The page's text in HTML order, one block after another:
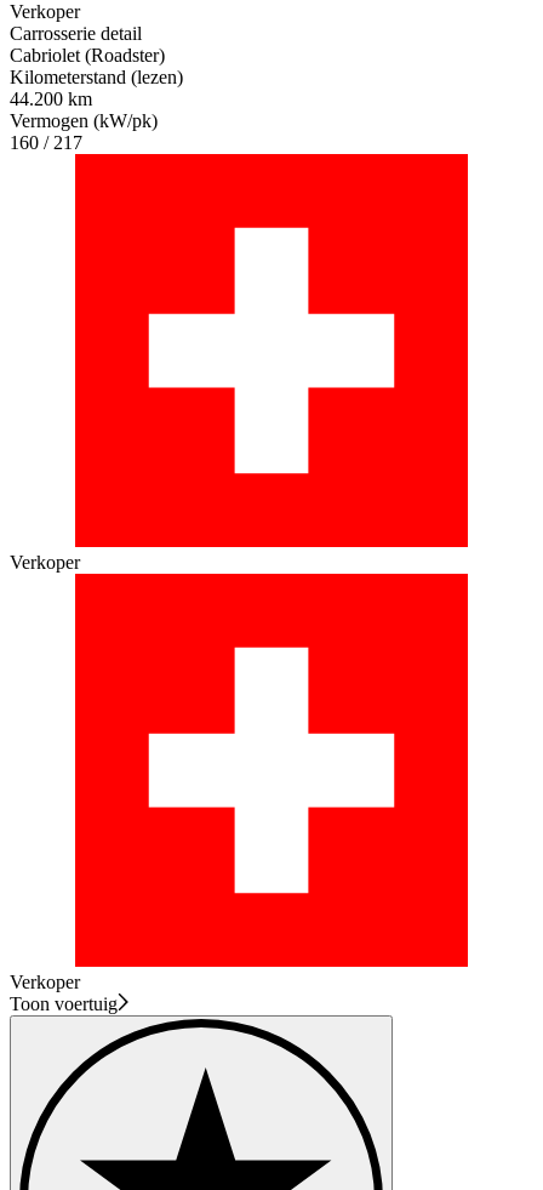
Verkoper
Carrosserie detail
Cabriolet (Roadster)
Kilometerstand (lezen)
44.200 km
Vermogen (kW/pk)
160 / 217
Verkoper
Verkoper
Toon voertuig